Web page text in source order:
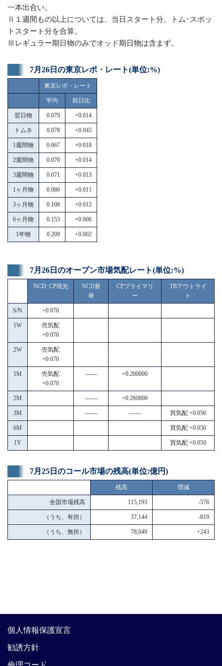
一本出合い。
Ⅱ１週間もの以上については、当日スタート分、トム･スポッ
トスタート分を合算。
Ⅲレギュラー期日物のみでオッド期日物は含まず。
7月26日の東京レポ・レート(単位:%)
東京レポ・レート
平均 前日比
翌日物 0.079 +0.014
トムネ 0.078 +0.045
1週間物 0.067 +0.018
2週間物 0.070 +0.014
3週間物 0.071 +0.013
1ヶ月物 0.080 +0.011
3ヶ月物 0.108 +0.012
6ヶ月物 0.153 +0.006
1年物 0.209 +0.002
7月26日のオープン市場気配レート(単位:%)
NCD･CP現先
NCD新
発
CPプライマリ
ー
TBアウトライ
ト
S/N +0.070
1W
売気配
+0.070
2W
売気配
+0.070
1M
売気配
+0.070
------ +0.200000
2M ------ +0.260000
3M ------ ------ 買気配 +0.050
6M 買気配 +0.050
1Y 買気配 +0.050
7月25日のコール市場の残高(単位:億円)
残高 増減
全国市場残高 115,193 -576
（うち、有担） 37,144 -819
（うち、無担） 78,049 +243
個人情報保護宣言
勧誘方針